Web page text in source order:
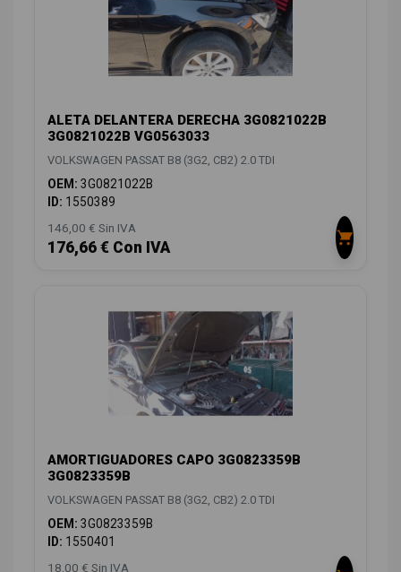
ALETA DELANTERA DERECHA 3G0821022B
3G0821022B VG0563033
VOLKSWAGEN PASSAT B8 (3G2, CB2) 2.0 TDI
OEM: 3G0821022B
ID: 1550389
146,00 € Sin IVA
176,66 € Con IVA
AMORTIGUADORES CAPO 3G0823359B
3G0823359B
VOLKSWAGEN PASSAT B8 (3G2, CB2) 2.0 TDI
OEM: 3G0823359B
ID: 1550401
18,00 € Sin IVA